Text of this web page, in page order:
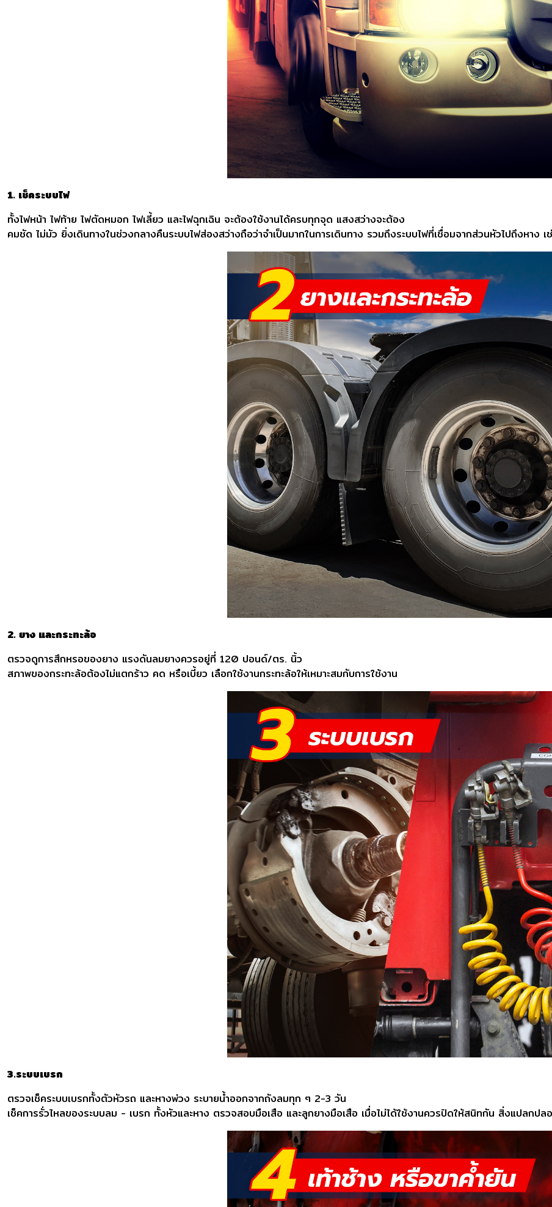
1. เช็คระบบไฟ
ทั้งไฟหน้า ไฟท้าย ไฟตัดหมอก ไฟเลี้ยว และไฟฉุกเฉิน จะต้องใช้งานได้ครบทุกจุด แสงสว่างจะต้อง
คมชัด ไม่มัว ยิ่งเดินทางในช่วงกลางคืนระบบไฟส่องสว่างถือว่าจำเป็นมากในการเดินทาง รวมถึงระบบไฟที่เชื่อมจากส่วนหัวไปถึงหาง
2. ยาง และกระทะล้อ
ตรวจดูการสึกหรอของยาง แรงดันลมยางควรอยู่ที่ 120 ปอนด์/ตร. นิ้ว
สภาพของกระทะล้อต้องไม่แตกร้าว คด หรือเบี้ยว เลือกใช้งานกระทะล้อให้เหมาะสมกับการใช้งาน
3.ระบบเบรก
ตรวจเช็คระบบเบรกทั้งตัวหัวรถ และหางพ่วง ระบายน้ำออกจากถังลมทุก ๆ 2-3 วัน
เช็คการรั่วไหลของระบบลม - เบรก ทั้งหัวและหาง ตรวจสอบมือเสือ และลูกยางมือเสือ เมื่อไม่ได้ใช้งานควรปิดให้สนิทกัน สิ่งแปลกปลอ